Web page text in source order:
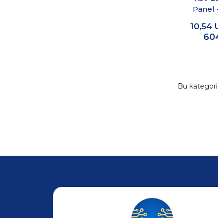
Panel
10,54
Bu